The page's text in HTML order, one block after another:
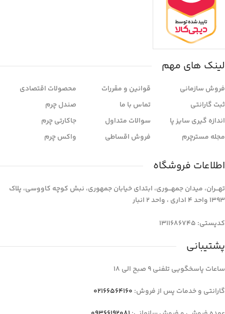
لینک های مهم
فروش سازمانی
ثبت گارانتی
اندازه گیری سایز پا
مجله مسترچرم
قوانین و مقررات
تماس با ما
سوالات متداول
فروش اقساطی
محصولات اقتصادی
صندل چرم
جاکارتی چرم
واکس چرم
اطلاعات فروشگاه
تهـــران، میدان جمهـــوری، ابتدای خیابان جمهوری، نبش کوچه کاووسی، پلاک
1393 واحد 4 اداری ، واحد 2 انبار
کدپستی: 1311686745
پشتیبانی
ساعات پاسخگویی تلفنی 9 صبح الی 18
گارانتی و خدمات پس از فروش: 02166564160